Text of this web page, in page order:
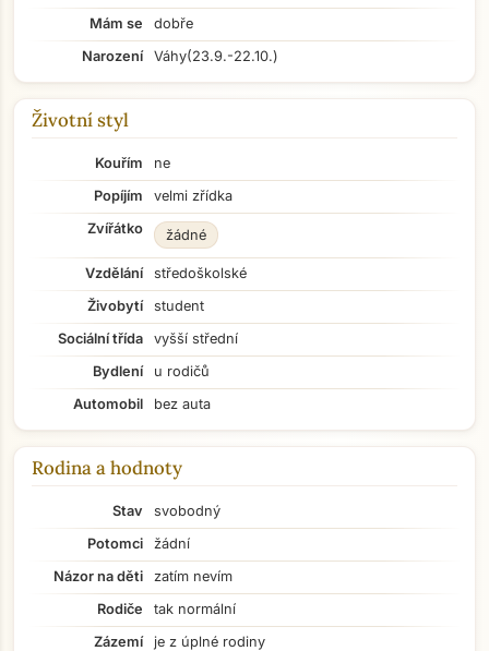
Mám se
dobře
Narození
Váhy(23.9.-22.10.)
Životní styl
Kouřím
ne
Popíjím
velmi zřídka
Zvířátko
žádné
Vzdělání
středoškolské
Živobytí
student
Sociální třída
vyšší střední
Bydlení
u rodičů
Automobil
bez auta
Rodina a hodnoty
Stav
svobodný
Potomci
žádní
Názor na děti
zatím nevím
Rodiče
tak normální
Zázemí
je z úplné rodiny